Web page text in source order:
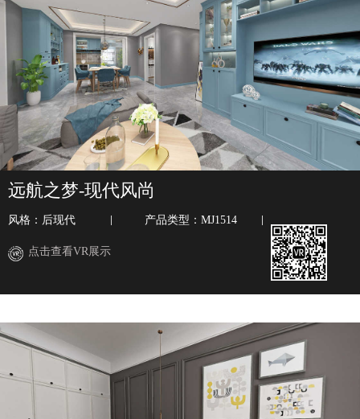
远航之梦-现代风尚
风格：后现代 产品类型：MJ1514
点击查看VR展示